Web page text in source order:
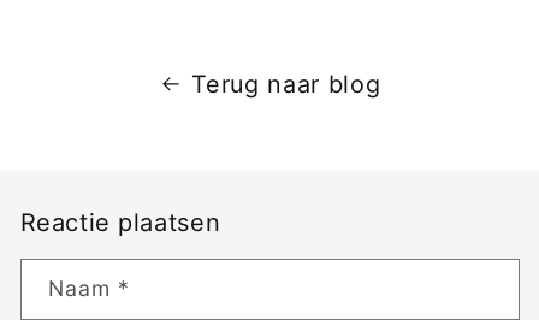
Terug naar blog
Reactie plaatsen
Naam *